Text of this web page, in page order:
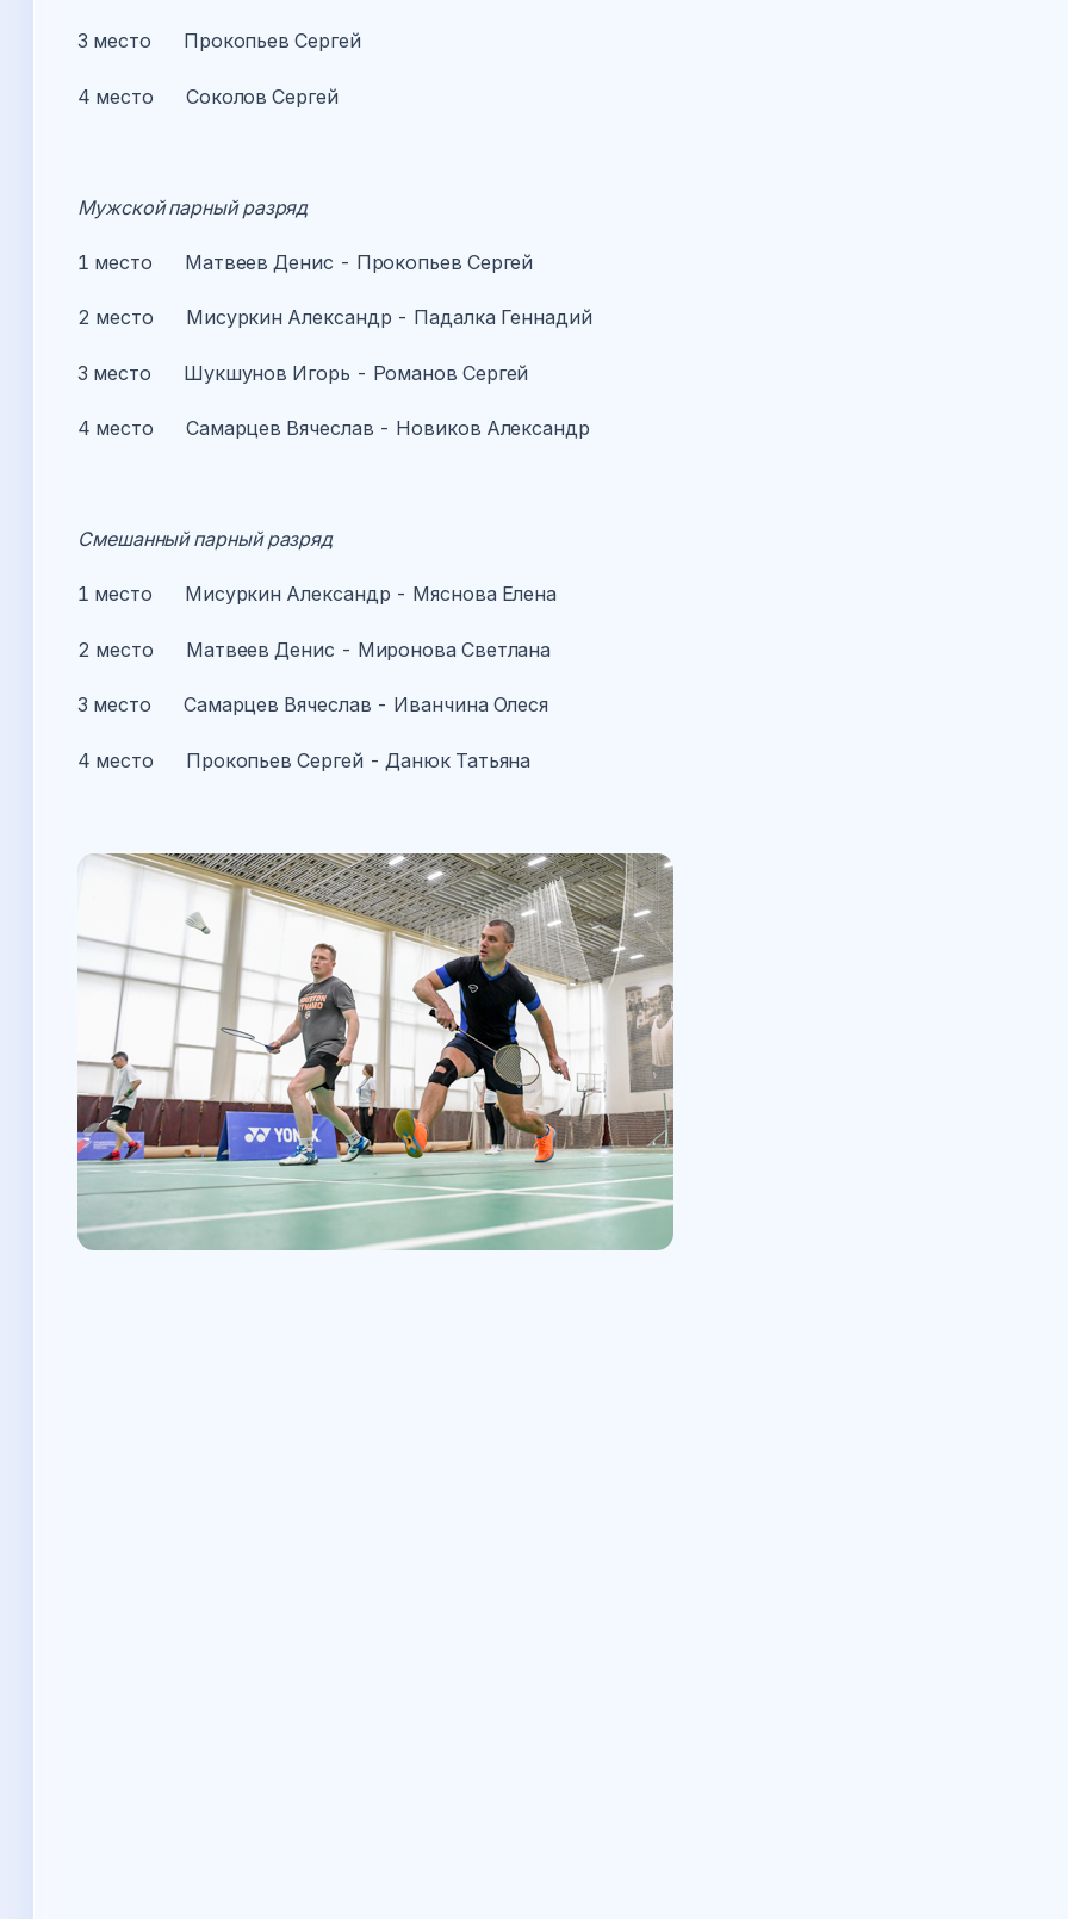
3 место Прокопьев Сергей
4 место Соколов Сергей
Мужской парный разряд
1 место Матвеев Денис - Прокопьев Сергей
2 место Мисуркин Александр - Падалка Геннадий
3 место Шукшунов Игорь - Романов Сергей
4 место Самарцев Вячеслав - Новиков Александр
Смешанный парный разряд
1 место Мисуркин Александр - Мяснова Елена
2 место Матвеев Денис - Миронова Светлана
3 место Самарцев Вячеслав - Иванчина Олеся
4 место Прокопьев Сергей - Данюк Татьяна